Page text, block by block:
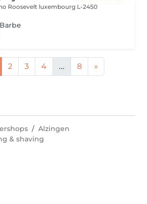
Roosevelt luxembourg L-2450
2 3 4 ... 8 »
Alzingen
& shaving